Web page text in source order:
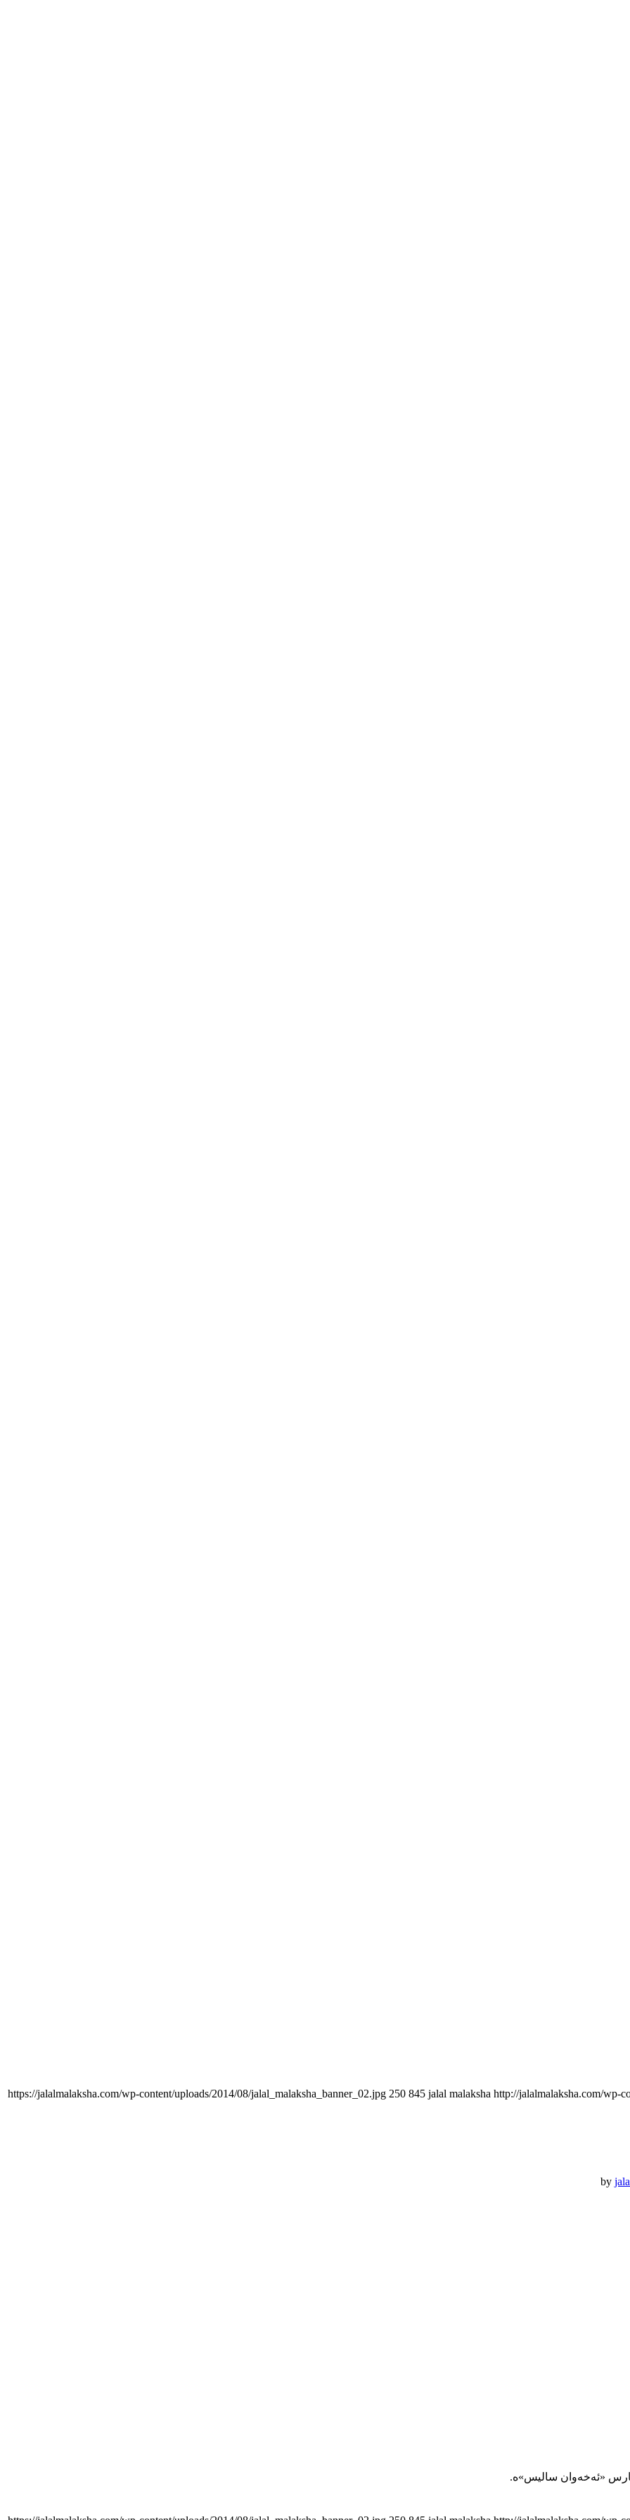
https://jalalmalaksha.com/wp-content/uploads/2014/08/jalal_malaksha_banner_02.jpg 250 845 jalal malaksha http://jalalmalaksha.com/wp-
by